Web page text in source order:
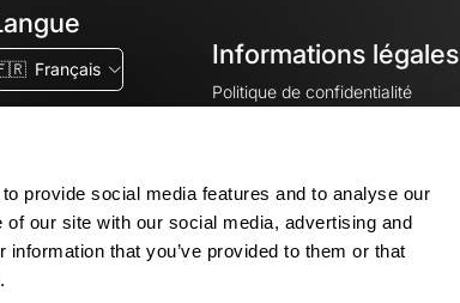
provide social media features and to analyse our
our site with our social media, advertising and
that you’ve provided to them or that
Français
Informations légales
Politique de confidentialité
Mentions légales
Paramètres des cookies